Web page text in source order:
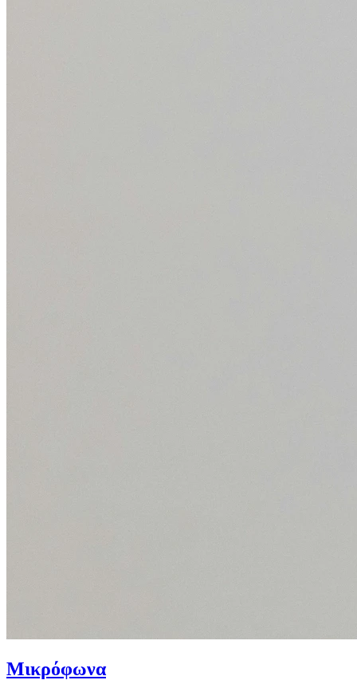
Μικρόφωνα